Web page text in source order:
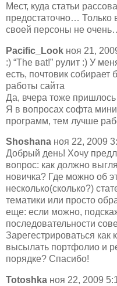
Мест, куда статьи
предостаточно… Только
своей персоны не
Pacific_Look ноя 21,
:) “The ваt!” рулит :) У
есть, почтовик собирает
работы сайта
Да, вчера тоже пришлось
Я в вопросах софта
программ, тем лучше
Shoshana ноя 22, 2009
Добрый день! Хочу
вопрос: как должно
новичка? Где можно об
несколько(сколько?)
тематики или просто
еще: если можно,
последовательности
Зарегестрироваться как
высылать портфолио и
порядке? Спасибо!
Totoshka ноя 22, 2009